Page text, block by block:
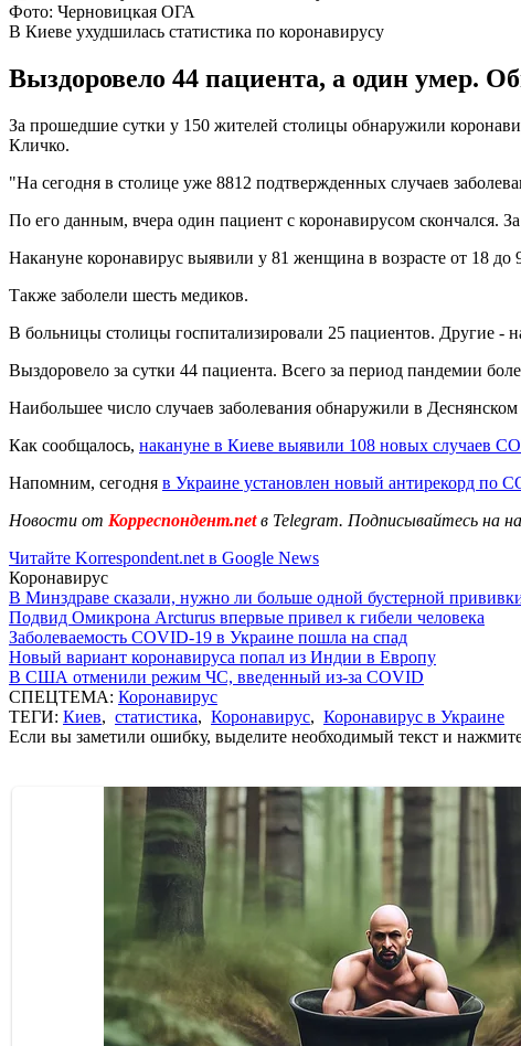
Фото: Черновицкая ОГА
В Киеве ухудшилась статистика по коронавирусу
Выздоровело 44 пациента, а один умер.
За прошедшие сутки у 150 жителей столицы обнаружили
Кличко.
"На сегодня в столице уже 8812 подтвержденных случаев
По его данным, вчера один пациент с коронавирусом скончался.
Накануне коронавирус выявили у 81 женщина в возрасте от 18 до
Также заболели шесть медиков.
В больницы столицы госпитализировали 25 пациентов. Другие -
Выздоровело за сутки 44 пациента. Всего за период пандемии
Наибольшее число случаев заболевания обнаружили в
Как сообщалось, накануне в Киеве выявили 108 новых случаев
Напомним, сегодня в Украине установлен новый антирекорд по
Новости от Корреспондент.netв Telegram. Подписывайтесь на
Читайте Korrespondent.net в Google News
Коронавирус
В Минздраве сказали, нужно ли больше одной бустерной
Подвид Омикрона Arcturus впервые привел к гибели человека
Заболеваемость COVID-19 в Украине пошла на спад
Новый вариант коронавируса попал из Индии в Европу
В США отменили режим ЧС, введенный из-за COVID
СПЕЦТЕМА: Коронавирус
ТЕГИ: Киев, статистика, Коронавирус, Коронавирус в Украине
Если вы заметили ошибку, выделите необходимый текст и